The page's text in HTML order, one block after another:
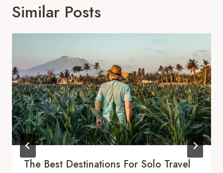
Similar Posts
The Best Destinations For Solo Travel